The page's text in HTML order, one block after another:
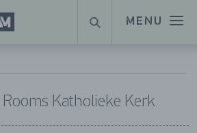
MENU
SUCHE
Rooms Katholieke Kerk